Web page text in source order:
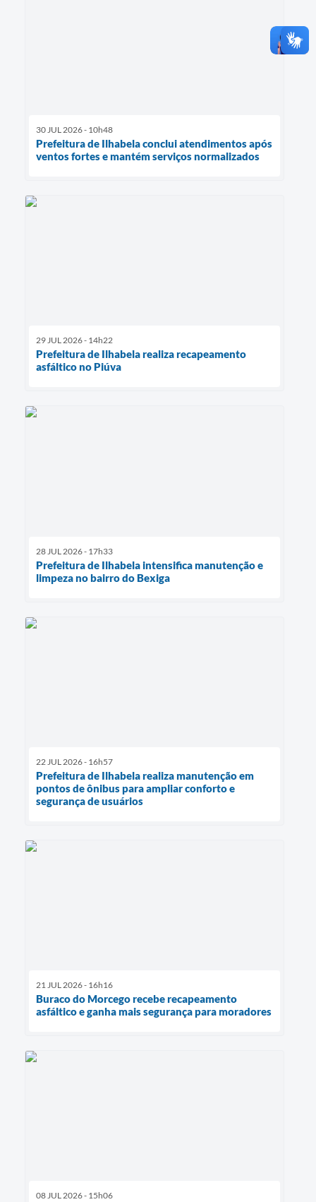
30 JUL 2026 - 10h48
Prefeitura de Ilhabela conclui atendimentos após
ventos fortes e mantém serviços normalizados
29 JUL 2026 - 14h22
Prefeitura de Ilhabela realiza recapeamento
asfáltico no Piúva
28 JUL 2026 - 17h33
Prefeitura de Ilhabela intensifica manutenção e
limpeza no bairro do Bexiga
22 JUL 2026 - 16h57
Prefeitura de Ilhabela realiza manutenção em
pontos de ônibus para ampliar conforto e
segurança de usuários
21 JUL 2026 - 16h16
Buraco do Morcego recebe recapeamento
asfáltico e ganha mais segurança para moradores
08 JUL 2026 - 15h06